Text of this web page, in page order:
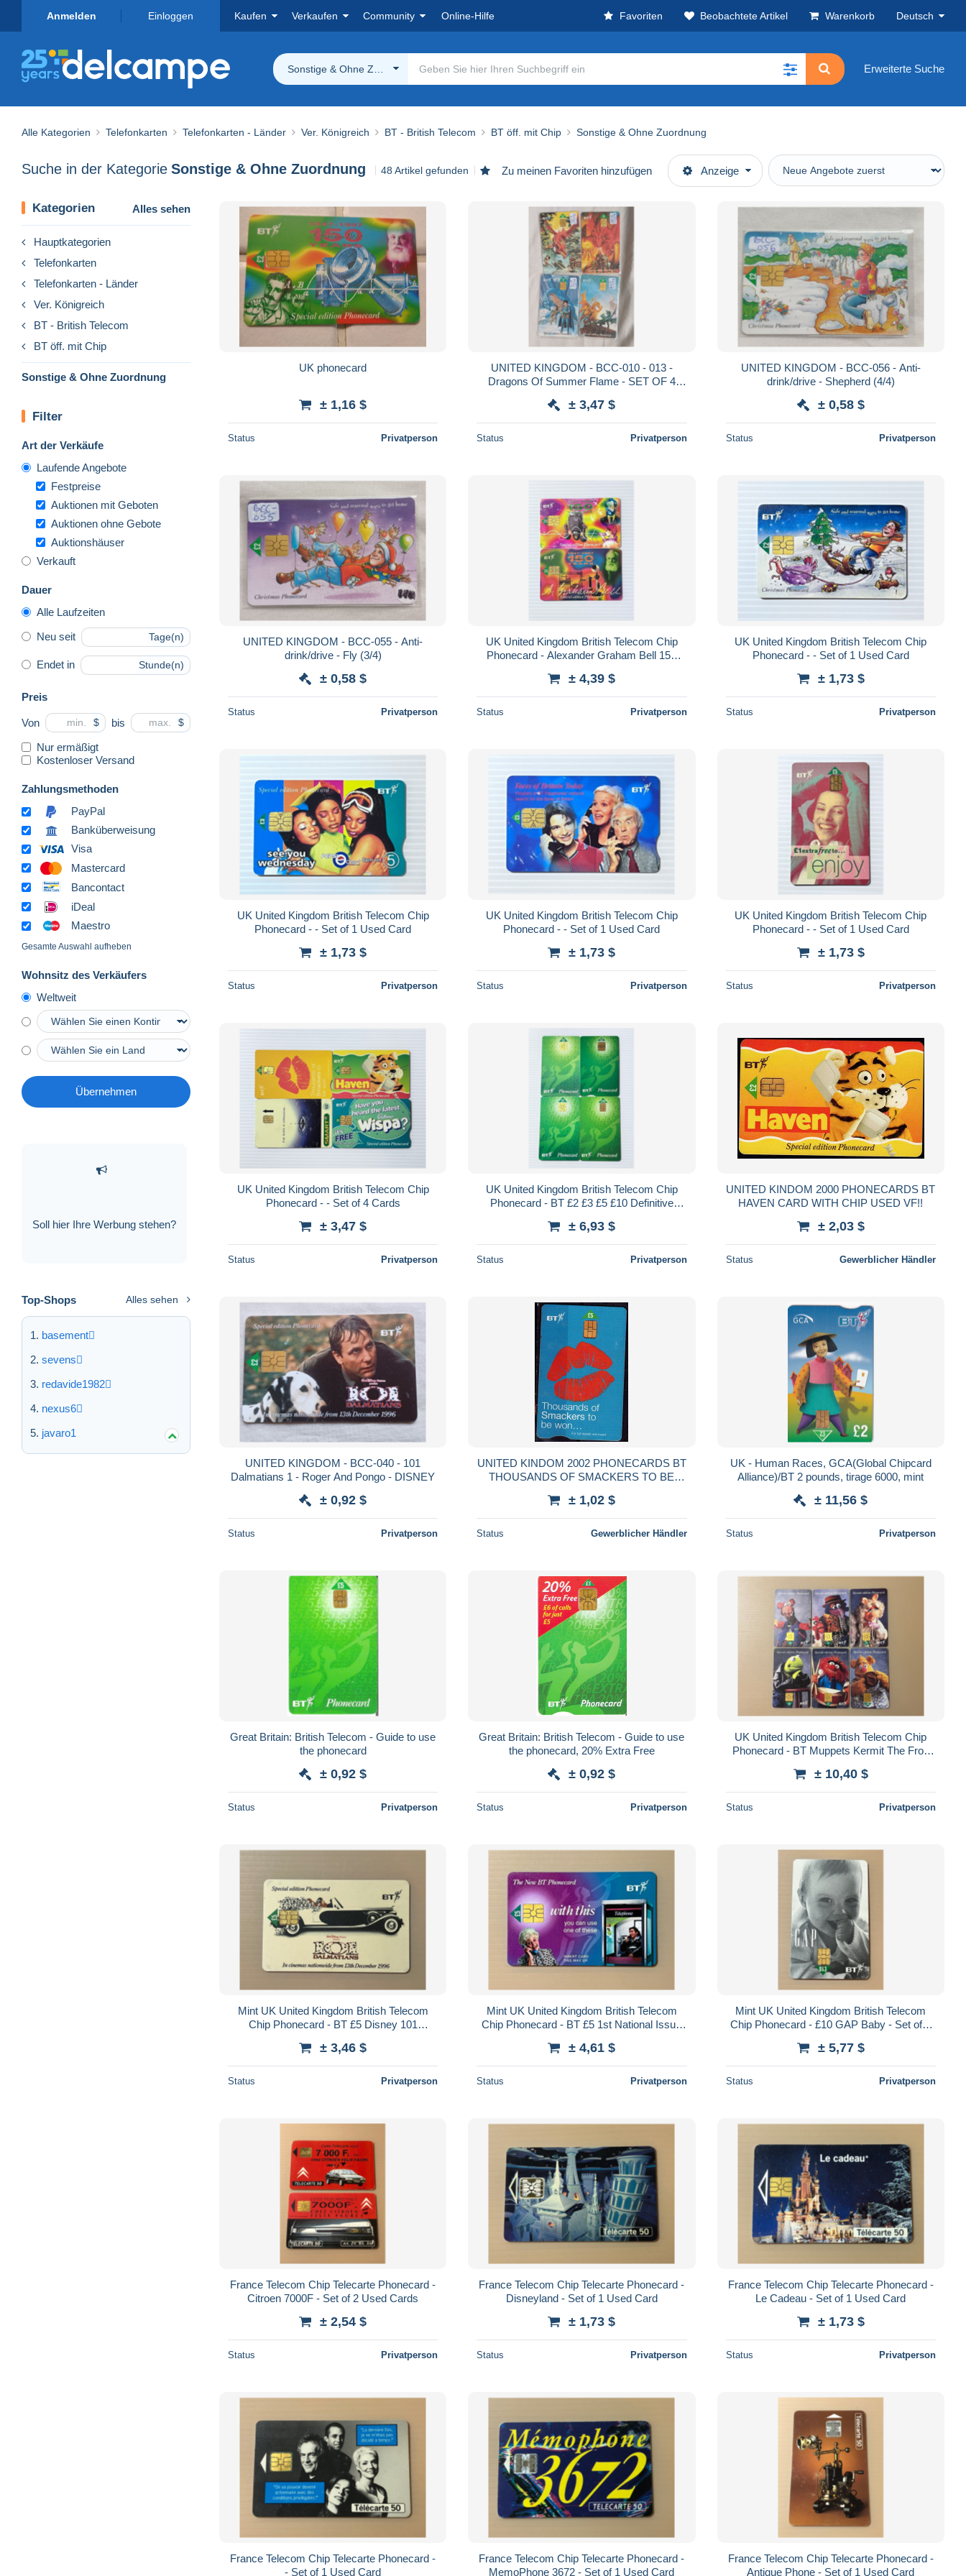
Anmelden Einloggen Kaufen Verkaufen Community Online-Hilfe Favoriten Beobachtete Artikel Warenkorb Deutsch
Sonstige & Ohne Zuordnung Erweiterte Suche
Alle Kategorien Telefonkarten Telefonkarten - Länder Ver. Königreich BT - British Telecom BT öff. mit Chip Sonstige & Ohne Zuordnung
Suche in der Kategorie Sonstige & Ohne Zuordnung 48 Artikel gefunden Zu meinen Favoriten hinzufügen Anzeige
Kategorien Alles sehen
Hauptkategorien
Telefonkarten
Telefonkarten - Länder
Ver. Königreich
BT - British Telecom
BT öff. mit Chip
Sonstige & Ohne Zuordnung
Filter
Art der Verkäufe
Laufende Angebote
Festpreise
Auktionen mit Geboten
Auktionen ohne Gebote
Auktionshäuser
Verkauft
Dauer
Alle Laufzeiten
Neu seit Tage(n)
Endet in Stunde(n)
Preis
Von $ bis $
Nur ermäßigt
Kostenloser Versand
Zahlungsmethoden
PayPal
Banküberweisung
Visa
Mastercard
Bancontact
iDeal
Maestro
Gesamte Auswahl aufheben
Wohnsitz des Verkäufers
Weltweit
Übernehmen
Soll hier Ihre Werbung stehen?
Top-Shops Alles sehen
basement
sevens
redavide1982
nexus6
javaro1
UK phonecard
± 1,16 $
Status Privatperson
UNITED KINGDOM - BCC-010 - 013 -
Dragons Of Summer Flame - SET OF 4
± 3,47 $
Status Privatperson
UNITED KINGDOM - BCC-056 - Anti-
drink/drive - Shepherd (4/4)
± 0,58 $
Status Privatperson
UNITED KINGDOM - BCC-055 - Anti-
drink/drive - Fly (3/4)
± 0,58 $
Status Privatperson
UK United Kingdom British Telecom Chip
Phonecard - Alexander Graham Bell 150
± 4,39 $
Status Privatperson
UK United Kingdom British Telecom Chip
Phonecard - - Set of 1 Used Card
± 1,73 $
Status Privatperson
UK United Kingdom British Telecom Chip
Phonecard - - Set of 1 Used Card
± 1,73 $
Status Privatperson
UK United Kingdom British Telecom Chip
Phonecard - - Set of 1 Used Card
± 1,73 $
Status Privatperson
UK United Kingdom British Telecom Chip
Phonecard - - Set of 1 Used Card
± 1,73 $
Status Privatperson
UK United Kingdom British Telecom Chip
Phonecard - - Set of 4 Cards
± 3,47 $
Status Privatperson
UK United Kingdom British Telecom Chip
Phonecard - BT £2 £3 £5 £10 Definitive
± 6,93 $
Status Privatperson
UNITED KINDOM 2000 PHONECARDS BT
HAVEN CARD WITH CHIP USED VF!!
± 2,03 $
Status Gewerblicher Händler
UNITED KINGDOM - BCC-040 - 101
Dalmatians 1 - Roger And Pongo - DISNEY
± 0,92 $
Status Privatperson
UNITED KINDOM 2002 PHONECARDS BT
THOUSANDS OF SMACKERS TO BE
± 1,02 $
Status Gewerblicher Händler
UK - Human Races, GCA(Global Chipcard
Alliance)/BT 2 pounds, tirage 6000, mint
± 11,56 $
Status Privatperson
Great Britain: British Telecom - Guide to use
the phonecard
± 0,92 $
Status Privatperson
Great Britain: British Telecom - Guide to use
the phonecard, 20% Extra Free
± 0,92 $
Status Privatperson
UK United Kingdom British Telecom Chip
Phonecard - BT Muppets Kermit The Frog
Cards
± 10,40 $
Status Privatperson
Mint UK United Kingdom British Telecom
Chip Phonecard - BT £5 Disney 101
± 3,46 $
Status Privatperson
Mint UK United Kingdom British Telecom
Chip Phonecard - BT £5 1st National Issue
± 4,61 $
Status Privatperson
Mint UK United Kingdom British Telecom
Chip Phonecard - £10 GAP Baby - Set of 1
± 5,77 $
Status Privatperson
France Telecom Chip Telecarte Phonecard -
Citroen 7000F - Set of 2 Used Cards
± 2,54 $
Status Privatperson
France Telecom Chip Telecarte Phonecard -
Disneyland - Set of 1 Used Card
± 1,73 $
Status Privatperson
France Telecom Chip Telecarte Phonecard -
Le Cadeau - Set of 1 Used Card
± 1,73 $
Status Privatperson
France Telecom Chip Telecarte Phonecard -
- Set of 1 Used Card
France Telecom Chip Telecarte Phonecard -
MemoPhone 3672 - Set of 1 Used Card
France Telecom Chip Telecarte Phonecard -
Antique Phone - Set of 1 Used Card